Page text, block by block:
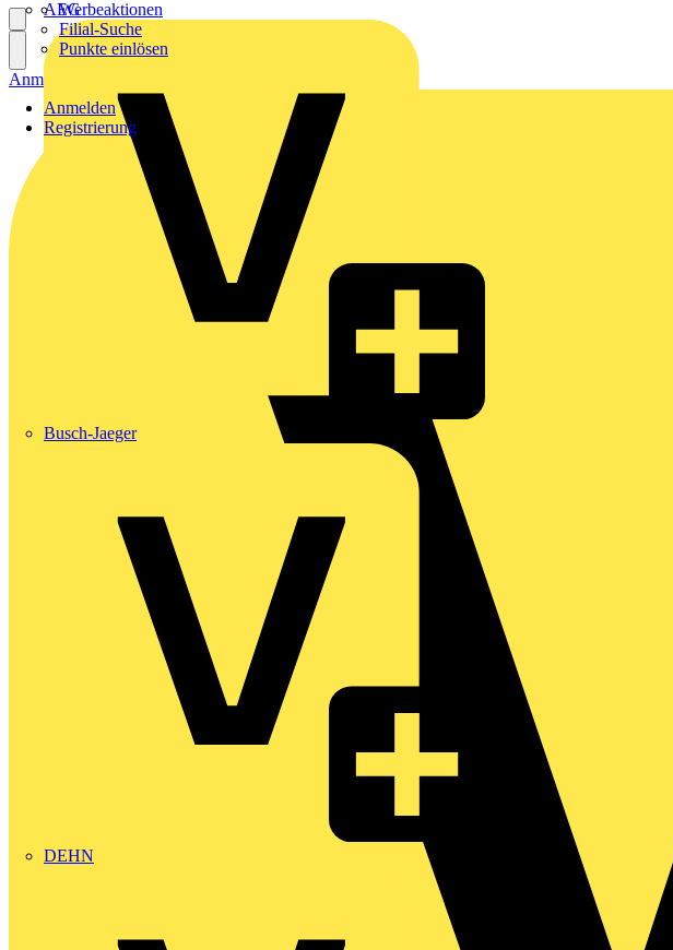
AEG
Busch-Jaeger
DEHN
Werbeaktionen
Filial-Suche
Punkte einlösen
Anmelden
Registrierung
Anmelden